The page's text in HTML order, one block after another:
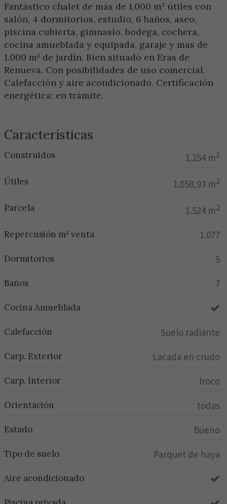
Fantástico chalet de más de 1.000 m² útiles con
salón, 4 dormitorios, estudio, 6 baños, aseo,
piscina cubierta, gimnasio, bodega, cochera,
cocina amueblada y equipada, garaje y mas de
1.000 m² de jardín. Bien situado en Eras de
Renueva. Con posibilidades de uso comercial.
Calefacción y aire acondicionado. Certificación
energética: en trámite.
Características
Construidos 1.254 m2
Útiles 1.058,93 m2
Parcela 1.524 m2
Repercusión m² venta 1.077
Dormitorios 5
Baños 7
Cocina Amueblada
Calefacción Suelo radiante
Carp. Exterior Lacada en crudo
Carp. Interior Iroco
Orientación todas
Estado Bueno
Tipo de suelo Parquet de haya
Aire acondicionado